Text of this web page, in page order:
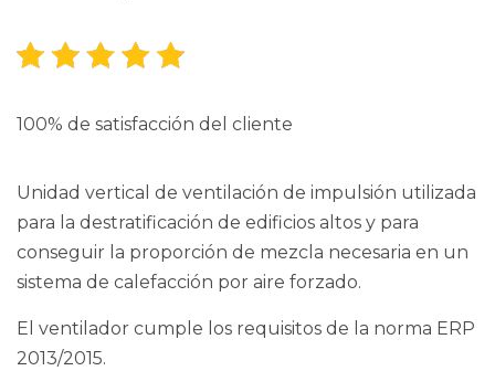
100% de satisfacción del cliente
Unidad vertical de ventilación de impulsión utilizada
para la destratificación de edificios altos y para
conseguir la proporción de mezcla necesaria en un
sistema de calefacción por aire forzado.
El ventilador cumple los requisitos de la norma ERP
2013/2015.